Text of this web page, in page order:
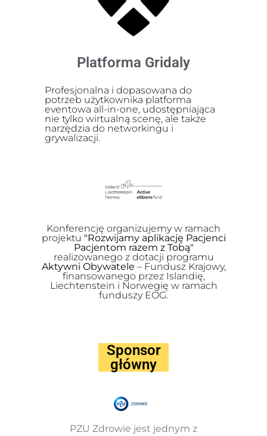
Platforma Gridaly
Profesjonalna i dopasowana do
potrzeb użytkownika platforma
eventowa all-in-one, udostępniająca
nie tylko wirtualną scenę, ale także
narzędzia do networkingu i
grywalizacji.
Konferencję organizujemy w ramach
projektu "Rozwijamy aplikację Pacjenci
Pacjentom razem z Tobą"
realizowanego z dotacji programu
Aktywni Obywatele – Fundusz Krajowy,
finansowanego przez Islandię,
Liechtenstein i Norwegię w ramach
funduszy EOG.
Sponsor
główny
PZU Zdrowie jest jednym z